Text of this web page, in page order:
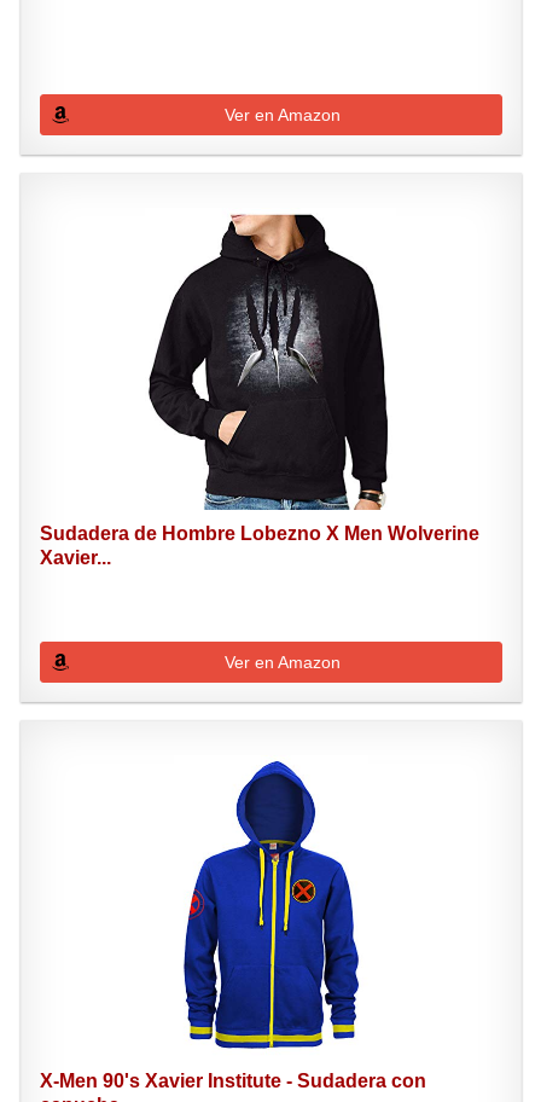
Ver en Amazon
Sudadera de Hombre Lobezno X Men Wolverine
Xavier...
Ver en Amazon
X-Men 90's Xavier Institute - Sudadera con